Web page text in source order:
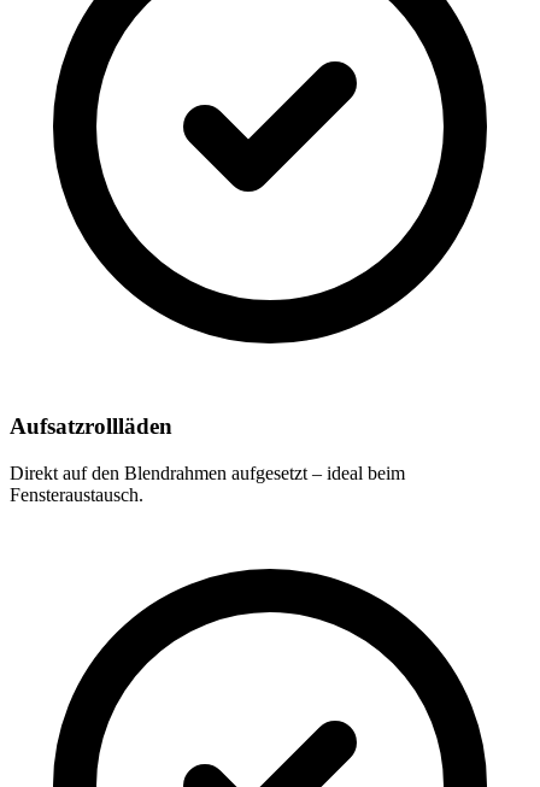
Aufsatzrollläden
Direkt auf den Blendrahmen aufgesetzt – ideal beim
Fensteraustausch.